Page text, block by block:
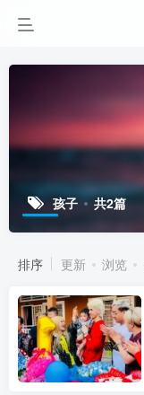
孩子 共2篇
排序 更新 浏览